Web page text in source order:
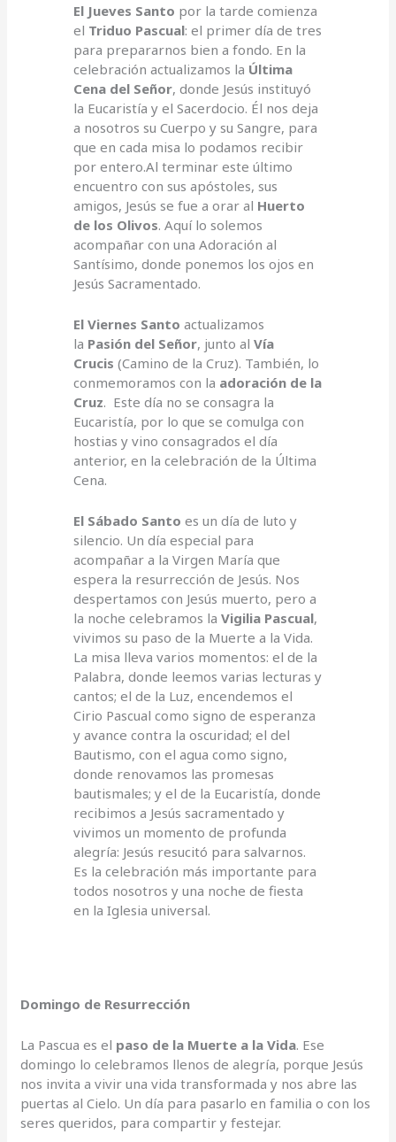
El Jueves Santo por la tarde comienza
el Triduo Pascual: el primer día de tres
para prepararnos bien a fondo. En la
celebración actualizamos la Última
Cena del Señor, donde Jesús instituyó
la Eucaristía y el Sacerdocio. Él nos deja
a nosotros su Cuerpo y su Sangre, para
que en cada misa lo podamos recibir
por entero.Al terminar este último
encuentro con sus apóstoles, sus
amigos, Jesús se fue a orar al Huerto
de los Olivos. Aquí lo solemos
acompañar con una Adoración al
Santísimo, donde ponemos los ojos en
Jesús Sacramentado.
El Viernes Santo actualizamos
la Pasión del Señor, junto alVía
Crucis (Camino de la Cruz). También, lo
conmemoramos con la adoración de la
Cruz. Este día no se consagra la
Eucaristía, por lo que se comulga con
hostias y vino consagrados el día
anterior, en la celebración de la Última
Cena.
El Sábado Santoes un día de luto y
silencio. Un día especial para
acompañar a la Virgen María que
espera la resurrección de Jesús. Nos
despertamos con Jesús muerto, pero a
la noche celebramos laVigilia Pascual,
vivimos su paso de la Muerte a la Vida.
La misa lleva varios momentos: el de la
Palabra, donde leemos varias lecturas y
cantos; el de la Luz, encendemos el
Cirio Pascual como signo de esperanza
y avance contra la oscuridad; el del
Bautismo, con el agua como signo,
donde renovamos las promesas
bautismales; y el de la Eucaristía, donde
recibimos a Jesús sacramentado y
vivimos un momento de profunda
alegría: Jesús resucitó para salvarnos.
Es la celebración más importante para
todos nosotros y una noche de fiesta
en la Iglesia universal.
Domingo de Resurrección
La Pascua es el paso de la Muerte a la Vida. Ese
domingo lo celebramos llenos de alegría, porque Jesús
nos invita a vivir una vida transformada y nos abre las
puertas al Cielo. Un día para pasarlo en familia o con los
seres queridos, para compartir y festejar.